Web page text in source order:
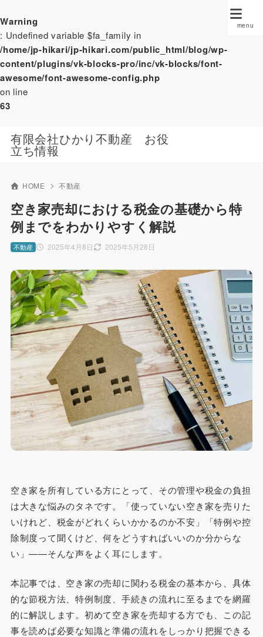
Warning
: Undefined variable $fa_family in
/home/jp-hikari/jp-hikari.com/public_html/blog/wp-
content/plugins/vk-blocks-pro/inc/vk-blocks/font-
awesome/font-awesome-config.php
on line
63
有限会社ひかり不動産 お役
立ち情報
HOME 不動産
空き家売却における税金の基礎から特
例までをわかりやすく解説
2025年4月8日 2025年5月28日
不動産
空き家を所有している方にとって、その管理や税金の負担
は大きな悩みのタネです。「使っていない空き家を売りた
いけれど、税金がどれくらいかかるのか不安」「特例や控
除制度って聞くけど、何をどうすればいいのか分からな
い」——そんな声をよく耳にします。
本記事では、空き家の売却に関わる税金の基本から、具体
的な節税方法、特例制度、手続きの流れに至るまでを網羅
的に解説します。初めて空き家を売却する方でも、この記
事を読めば必要な知識と準備の流れをしっかり把握できる